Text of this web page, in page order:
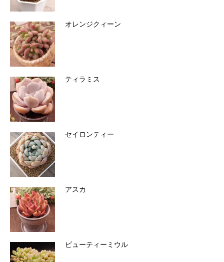
オレンジクィーン
ティラミス
セイロンティー
アスカ
ビューティーミウル